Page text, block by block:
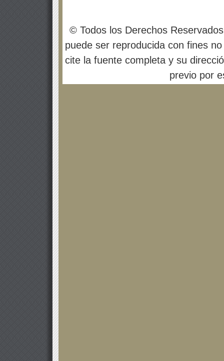
© Todos los Derechos
puede ser reproducida con fines
cite la fuente completa y su
previo por